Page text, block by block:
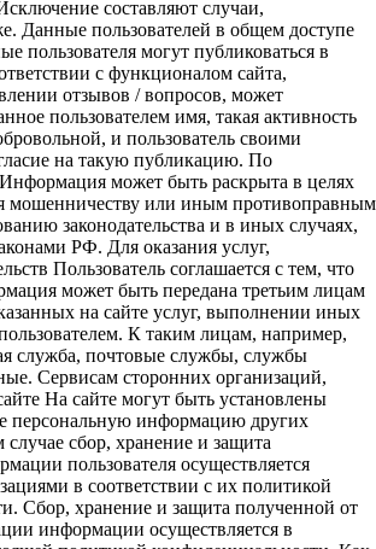
составляют случаи,
Данные пользователей в общем доступе
пользователя могут публиковаться в
с функционалом сайта,
отзывов / вопросов, может
пользователем имя, такая активность
и пользователь своими
на такую публикацию. По
может быть раскрыта в целях
мошенничеству или иным противоправным
законодательства и в иных случаях,
РФ. Для оказания услуг,
Пользователь соглашается с тем, что
может быть передана третьим лицам
на сайте услуг, выполнении иных
пользователем. К таким лицам, например,
служба, почтовые службы, службы
Сервисам сторонних организаций,
На сайте могут быть установлены
персональную информацию других
случае сбор, хранение и защита
пользователя осуществляется
в соответствии с их политикой
Сбор, хранение и защита полученной от
информации осуществляется в